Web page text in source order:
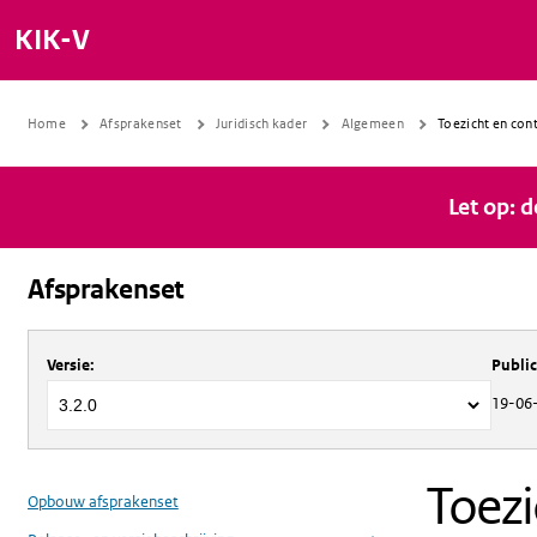
KIK-V
Home Afsprakenset Juridisch kader Algemeen Toezicht en
Let op:
Afsprakenset
Over
Versie:
19-
Opbouw afsprakenset